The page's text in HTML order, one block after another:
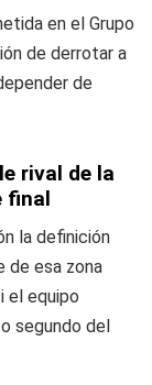
en el Grupo
de derrotar a
de
rival de la
final
la definición
de esa zona
el equipo
segundo del